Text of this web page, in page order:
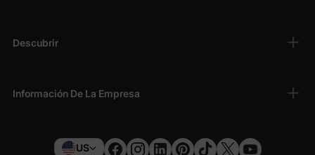
Descubrir
Información De La Empresa
US